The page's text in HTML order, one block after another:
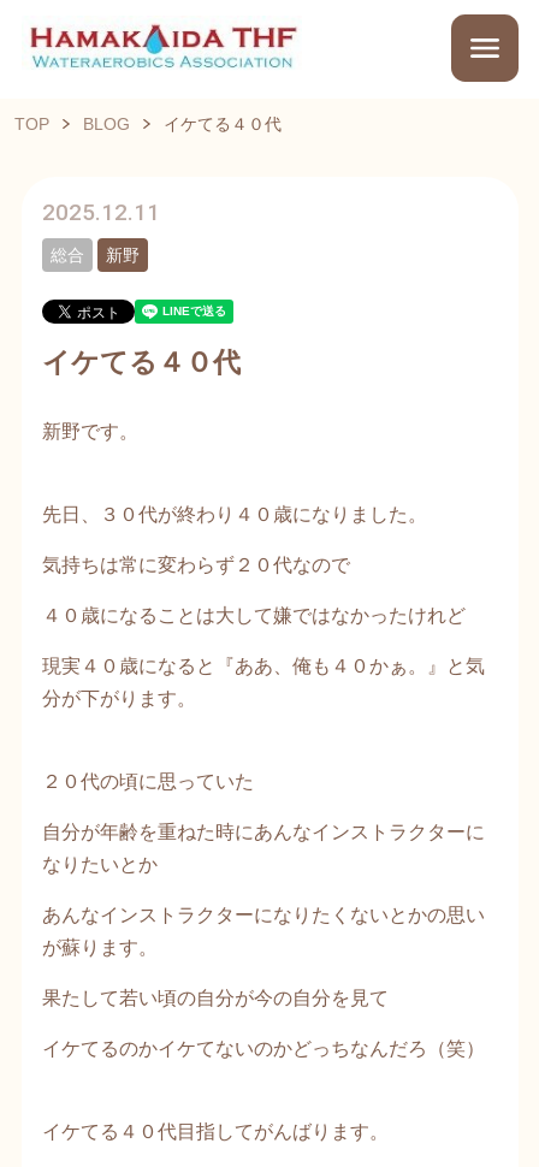
TOP BLOG イケてる４０代
2025.12.11
総合 新野
イケてる４０代
新野です。
先日、３０代が終わり４０歳になりました。
気持ちは常に変わらず２０代なので
４０歳になることは大して嫌ではなかったけれど
現実４０歳になると『ああ、俺も４０かぁ。』と気
分が下がります。
２０代の頃に思っていた
自分が年齢を重ねた時にあんなインストラクターに
なりたいとか
あんなインストラクターになりたくないとかの思い
が蘇ります。
果たして若い頃の自分が今の自分を見て
イケてるのかイケてないのかどっちなんだろ（笑）
イケてる４０代目指してがんばります。